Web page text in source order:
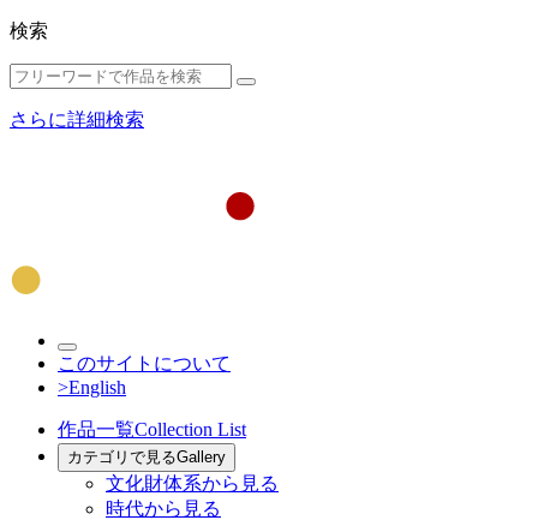
検索
さらに詳細検索
このサイトについて
>English
作品一覧Collection List
カテゴリで見るGallery
文化財体系から見る
時代から見る